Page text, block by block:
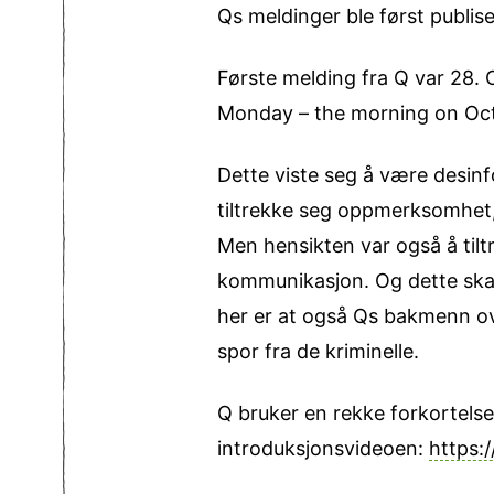
Qs meldinger ble først
Første melding fra Q var 28.
Monday – the morning on
Dette viste seg å være
tiltrekke seg
Men hensikten var også å
kommunikasjon. Og dette
her er at også Qs bakmenn
spor fra de kriminelle.
Q bruker en rekke
introduksjonsvideoen: